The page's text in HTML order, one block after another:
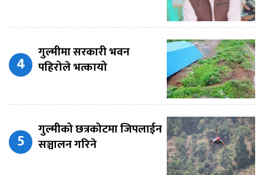
गुल्मीमा सरकारी भवन
पहिरोले भत्कायो
गुल्मीको छत्रकोटमा जिपलाईन
सञ्चालन गरिने